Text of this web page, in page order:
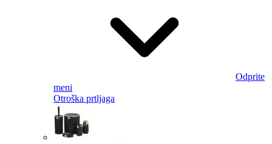
Odprite
meni
Otroška prtljaga